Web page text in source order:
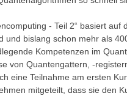
- Teil 2“ basiert
und bislang schon mehr als
Kompetenzen im
von Quantengattern, -
eine Teilnahme am ersten
mitgeteilt, dass sie den